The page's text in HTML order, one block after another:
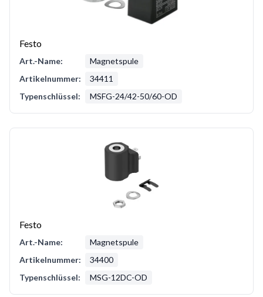
Festo
Art.-Name:
Magnetspule
Artikelnummer:
34411
Typenschlüssel:
MSFG-24/42-50/60-OD
Festo
Art.-Name:
Magnetspule
Artikelnummer:
34400
Typenschlüssel:
MSG-12DC-OD